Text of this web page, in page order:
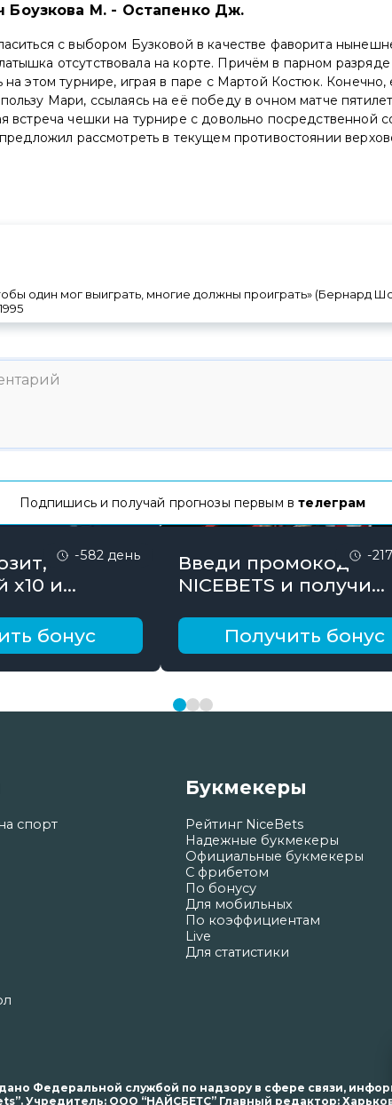
Боузкова М. - Остапенко Дж.
с выбором Бузковой в качестве фаворита
отсутствовала на корте. Причём в парном
на этом турнире, играя в паре с Мартой Костюк.
Мари, ссылаясь на её победу в очном матче
встреча чешки на турнире с довольно посредственной
рассмотреть в текущем противостоянии
один мог выиграть, многие должны проиграть» (Бернард
Подпишись и получай прогнозы первым втелеграм
-582 день
х10 и
бонус
-
Введи промокод
NICEBETS и получи
Получить бонус
спорт
Букмекеры
Рейтинг NiceBets
Надежные букмекеры
Официальные букмекеры
С фрибетом
По бонусу
Для мобильных
По коэффициентам
Live
Для статистики
Федеральной службой по надзору в сфере связи,
Учредитель: ООО “НАЙСБЕТС” Главный редактор: